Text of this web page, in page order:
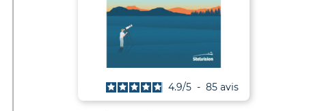
4.9/5 - 85 avis